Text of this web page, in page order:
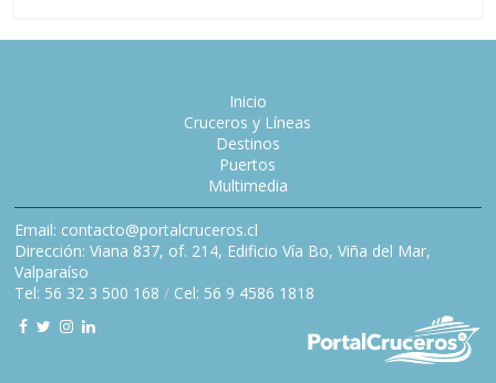
Inicio
Cruceros y Líneas
Destinos
Puertos
Multimedia
Email: contacto@portalcruceros.cl
Dirección: Viana 837, of. 214, Edificio Vía Bo, Viña del Mar,
Valparaíso
Tel: 56 32 3 500 168 / Cel: 56 9 4586 1818